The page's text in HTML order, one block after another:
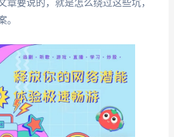
章要说的，就是怎么绕过这些坑，
。